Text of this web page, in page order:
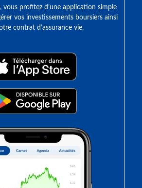
vous profitez d’une application simple
vos investissements boursiers ainsi
contrat d’assurance vie.